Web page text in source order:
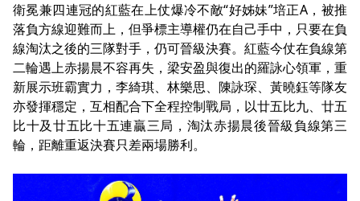
衛冕兼四連冠的紅藍在上仗爆冷不敵“好姊妹”培正A，被推
落負方線迎難而上，但爭標主導權仍在自己手中，只要在負
線淘汰之後的三隊對手，仍可晉級決賽。紅藍今仗在負線第
二輪遇上赤揚晨不容再失，梁安盈與復出的羅詠心領軍，重
新展示班霸實力，李綺琪、林樂思、陳詠琛、黃曉鈺等隊友
亦發揮穩定，互相配合下全程控制戰局，以廿五比九、廿五
比十及廿五比十五連贏三局，淘汰赤揚晨後晉級負線第三
輪，距離重返決賽只差兩場勝利。